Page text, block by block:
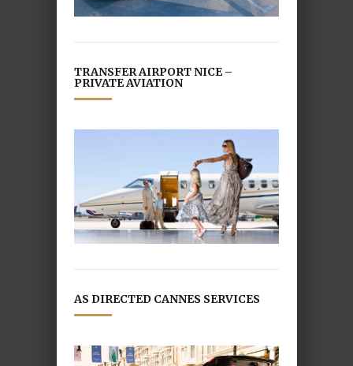
TRANSFER AIRPORT NICE –
PRIVATE AVIATION
AS DIRECTED CANNES SERVICES